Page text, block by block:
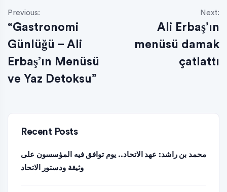
Previous:
“Gastronomi
Günlüğü – Ali
Erbaş’ın Menüsü
ve Yaz Detoksu”
Next:
Ali Erbaş’ın
menüsü damak
çatlattı
Recent Posts
محمد بن راشد: عهد الاتحاد.. يوم توافق فيه المؤسسون على
وثيقة ودستور الاتحاد